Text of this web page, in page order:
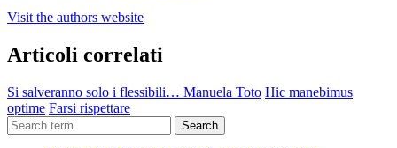
Visit the authors website
Articoli correlati
Si salveranno solo i flessibili… Manuela Toto Hic manebimus
optime Farsi rispettare
Search